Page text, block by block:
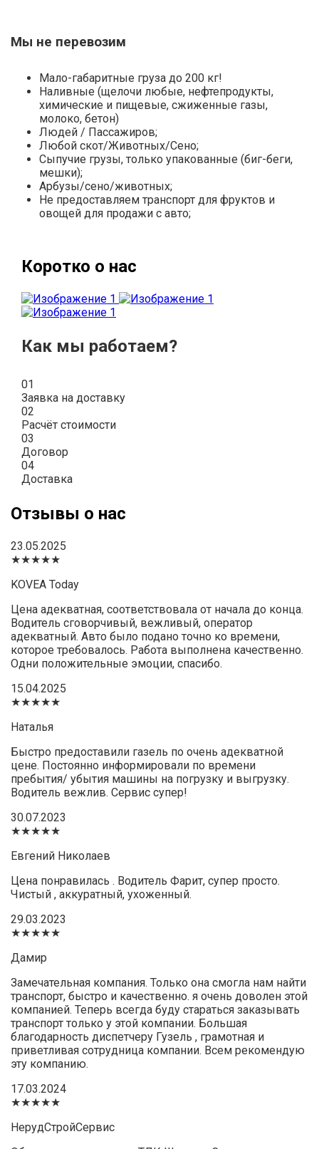
Мы не перевозим
Мало-габаритные груза до 200 кг!
Наливные (щелочи любые, нефтепродукты,
химические и пищевые, сжиженные газы,
молоко, бетон)
Людей / Пассажиров;
Любой скот/Животных/Сено;
Сыпучие грузы, только упакованные (биг-беги,
мешки);
Арбузы/сено/животных;
Не предоставляем транспорт для фруктов и
овощей для продажи с авто;
Коротко о нас
Как мы работаем?
01
Заявка на доставку
02
Расчёт стоимости
03
Договор
04
Доставка
Отзывы о нас
23.05.2025
★★★★★
KOVEA Today
Цена адекватная, соответствовала от начала до конца.
Водитель сговорчивый, вежливый, оператор
адекватный. Авто было подано точно ко времени,
которое требовалось. Работа выполнена качественно.
Одни положительные эмоции, спасибо.
15.04.2025
★★★★★
Наталья
Быстро предоставили газель по очень адекватной
цене. Постоянно информировали по времени
пребытия/ убытия машины на погрузку и выгрузку.
Водитель вежлив. Сервис супер!
30.07.2023
★★★★★
Евгений Николаев
Цена понравилась . Водитель Фарит, супер просто.
Чистый , аккуратный, ухоженный.
29.03.2023
★★★★★
Дамир
Замечательная компания. Только она смогла нам найти
транспорт, быстро и качественно. я очень доволен этой
компанией. Теперь всегда буду стараться заказывать
транспорт только у этой компании. Большая
благодарность диспетчеру Гузель , грамотная и
приветливая сотрудница компании. Всем рекомендую
эту компанию.
17.03.2024
★★★★★
НерудСтройСервис